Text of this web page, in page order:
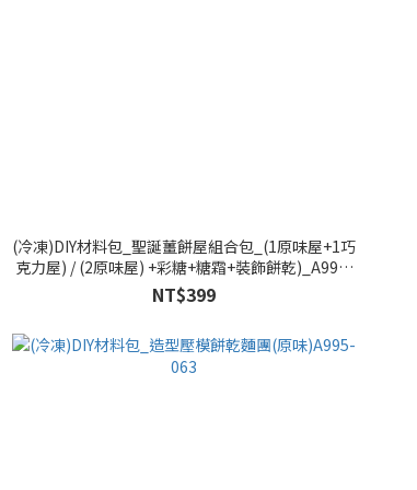
(冷凍)DIY材料包_聖誕薑餅屋組合包_(1原味屋+1巧
克力屋) / (2原味屋) +彩糖+糖霜+裝飾餅乾)_A995-
023/A995-023A
NT$399